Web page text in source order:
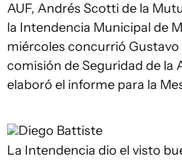
AUF, Andrés Scotti de la
la Intendencia Municipal de
miércoles concurrió Gustavo
comisión de Seguridad de la
elaboró el informe para la
Diego Battiste
La Intendencia dio el visto